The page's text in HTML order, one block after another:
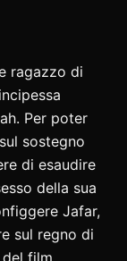
ragazzo di
Per poter
sostegno
di esaudire
della sua
Jafar,
sul regno di
film